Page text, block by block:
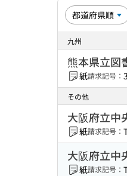
九州
熊本県立図
紙請求記号：
その他
大阪府立中
紙請求記号：
大阪府立中
紙請求記号：